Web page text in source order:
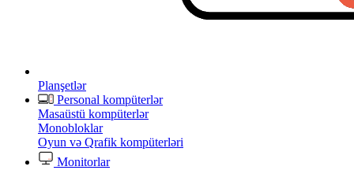
Planşetlər
Personal kompüterlər
Masaüstü kompüterlər
Monobloklar
Oyun və Qrafik kompüterləri
Monitorlar